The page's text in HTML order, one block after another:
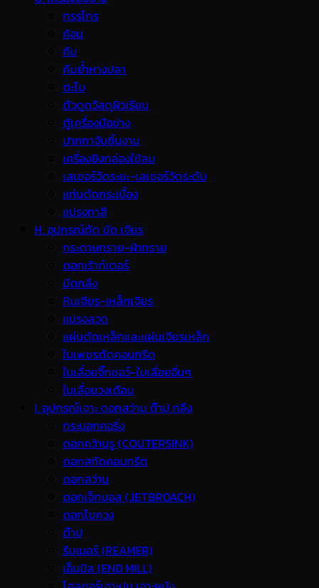
กรรไกร
ค้อน
คีม
คีมย้ำหางปลา
ตะไบ
ตัวดูดวัสดุผิวเรียบ
ตู้เครื่องมือช่าง
ปากกาจับชิ้นงาน
เครื่องยิงกล่องใช้ลม
เลเซอร์วัดระยะ-เลเซอร์วัดระดับ
แท่นตัดกระเบื้อง
แปรงทาสี
H. อุปกรณ์ตัด ขัด เจียร
กระดาษทราย-ผ้าทราย
ดอกเร้าท์เตอร์
มีดกลึง
หินเจียร-เหล็กเจียร
แปรงลวด
แผ่นตัดเหล็กและแผ่นเจียรเหล็ก
ใบเพชรตัดคอนกรีต
ใบเลื่อยจิ๊กซอว์-ใบเลื่อยอื่นๆ
ใบเลื่อยวงเดือน
I. อุปกรณ์เจาะ ดอกสว่าน ต๊าป กลึง
กระบอกคอริ่ง
ดอกคว้านรู (COUTERSINK)
ดอกสกัดคอนกรีต
ดอกสว่าน
ดอกเจ็ทบอส (JETBROACH)
ดอกไขควง
ต๊าป
รีมเมอร์ (REAMER)
เอ็นมิล (END MILL)